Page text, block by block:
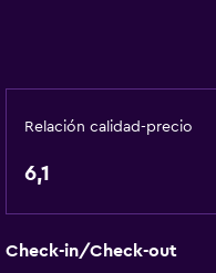
Relación calidad-precio
6,1
Check-in/Check-out